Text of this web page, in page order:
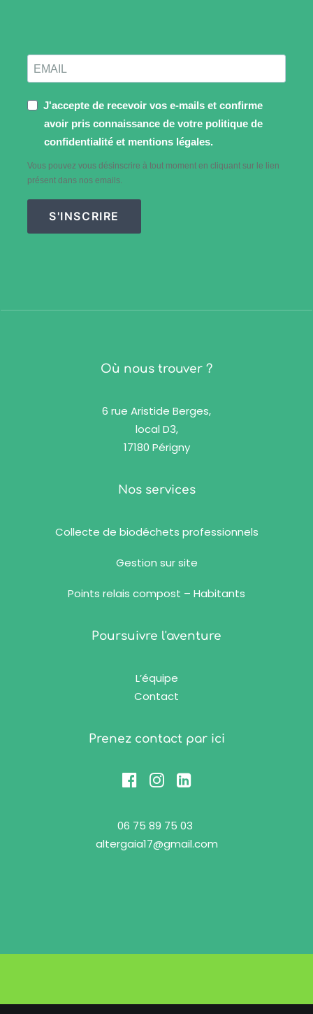
J'accepte de recevoir vos e-mails et confirme
avoir pris connaissance de votre politique de
confidentialité et mentions légales.
Vous pouvez vous désinscrire à tout moment en cliquant sur le lien
présent dans nos emails.
S'INSCRIRE
Où nous trouver ?
6 rue Aristide Berges,
local D3,
17180 Périgny
Nos services
Collecte de biodéchets professionnels
Gestion sur site
Points relais compost – Habitants
Poursuivre l'aventure
L’équipe
Contact
Prenez contact par ici
06 75 89 75 03
altergaia17@gmail.com